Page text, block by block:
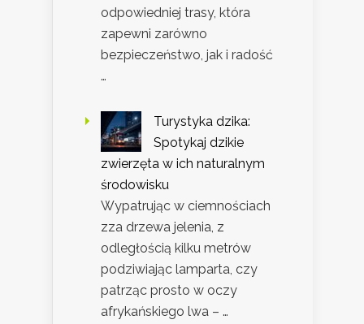
odpowiedniej trasy, która
zapewni zarówno
bezpieczeństwo, jak i radość
…
Turystyka dzika:
Spotykaj dzikie
zwierzęta w ich naturalnym
środowisku
Wypatrując w ciemnościach
zza drzewa jelenia, z
odległością kilku metrów
podziwiając lamparta, czy
patrząc prosto w oczy
afrykańskiego lwa – …